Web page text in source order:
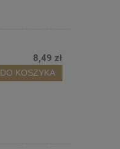
8,49 zł
DO KOSZYKA